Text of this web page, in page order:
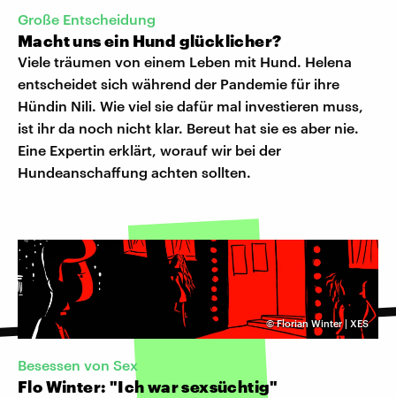
Große Entscheidung
Macht uns ein Hund glücklicher?
Viele träumen von einem Leben mit Hund. Helena
entscheidet sich während der Pandemie für ihre
Hündin Nili. Wie viel sie dafür mal investieren muss,
ist ihr da noch nicht klar. Bereut hat sie es aber nie.
Eine Expertin erklärt, worauf wir bei der
Hundeanschaffung achten sollten.
©Florian Winter | XES
Besessen von Sex
Flo Winter: "Ich war sexsüchtig"